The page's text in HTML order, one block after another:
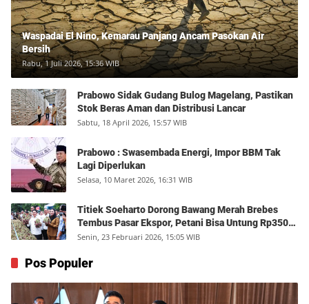
Waspadai El Nino, Kemarau Panjang Ancam Pasokan Air
Bersih
Rabu, 1 Juli 2026, 15:36 WIB
Prabowo Sidak Gudang Bulog Magelang, Pastikan
Stok Beras Aman dan Distribusi Lancar
Sabtu, 18 April 2026, 15:57 WIB
Prabowo : Swasembada Energi, Impor BBM Tak
Lagi Diperlukan
Selasa, 10 Maret 2026, 16:31 WIB
Titiek Soeharto Dorong Bawang Merah Brebes
Tembus Pasar Ekspor, Petani Bisa Untung Rp350
Juta per Hektare
Senin, 23 Februari 2026, 15:05 WIB
Pos Populer